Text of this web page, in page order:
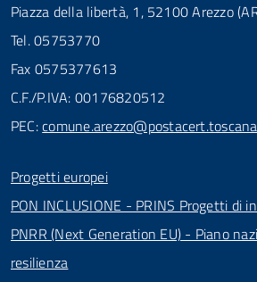
Piazza della libertà, 1, 52100 Arezzo
Tel. 05753770
Fax 0575377613
C.F./P.IVA: 00176820512
PEC:
Progetti europei
PON INCLUSIONE - PRINS Progetti di
PNRR (Next Generation EU) - Piano
resilienza